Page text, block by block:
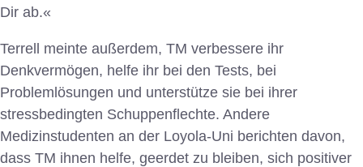
Dir ab.«
Terrell meinte außerdem, TM verbessere ihr
Denkvermögen, helfe ihr bei den Tests, bei
Problemlösungen und unterstütze sie bei ihrer
stressbedingten Schuppenflechte. Andere
Medizinstudenten an der Loyola-Uni berichten davon,
dass TM ihnen helfe, geerdet zu bleiben, sich positiver